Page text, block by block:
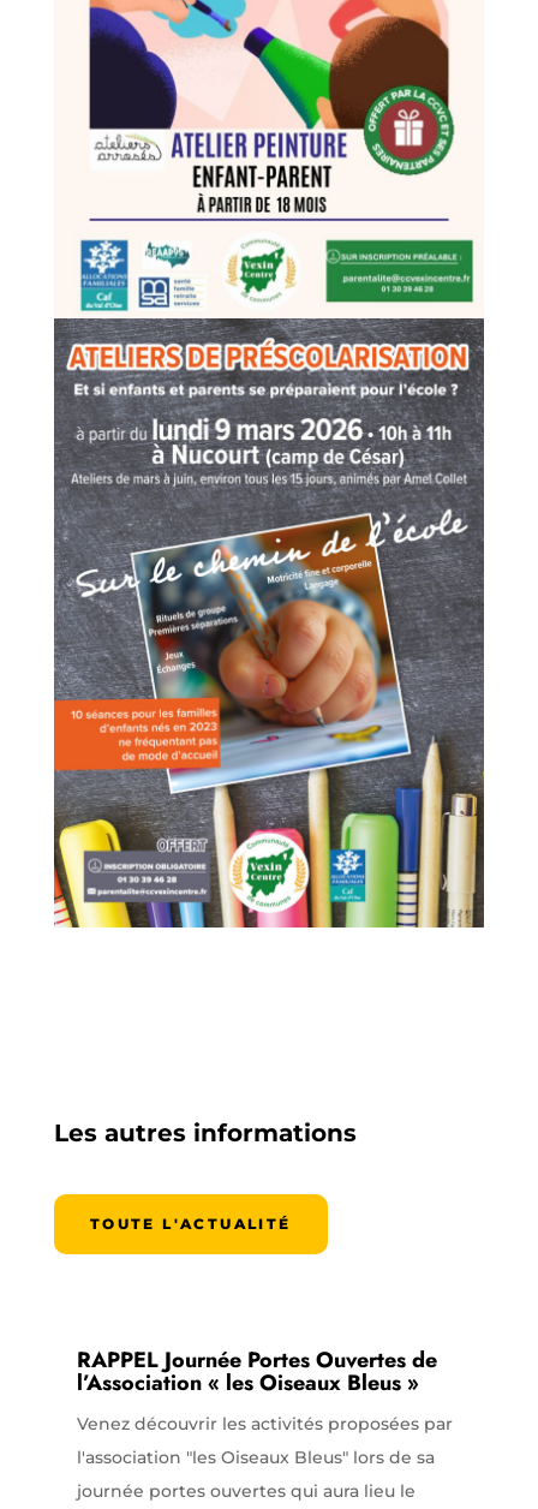
Les autres informations
TOUTE L'ACTUALITÉ
RAPPEL Journée Portes Ouvertes de
l’Association « les Oiseaux Bleus »
Venez découvrir les activités proposées par
l'association "les Oiseaux Bleus" lors de sa
journée portes ouvertes qui aura lieu le